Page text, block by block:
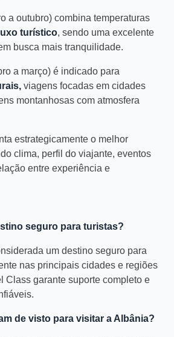
a outubro) combina temperaturas
turístico, sendo uma excelente
busca mais tranquilidade.
a março) é indicado para
viagens focadas em cidades
montanhosas com atmosfera
estrategicamente o melhor
clima, perfil do viajante, eventos
entre experiência e
seguro para turistas?
um destino seguro para
nas principais cidades e regiões
Class garante suporte completo e
de visto para visitar a Albânia?